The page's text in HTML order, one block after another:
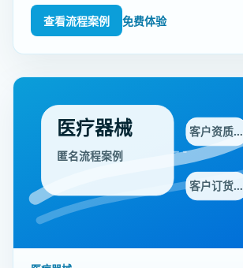
查看流程案例 免费体验
医疗器械
匿名流程案例
客户资质…
客户订货…